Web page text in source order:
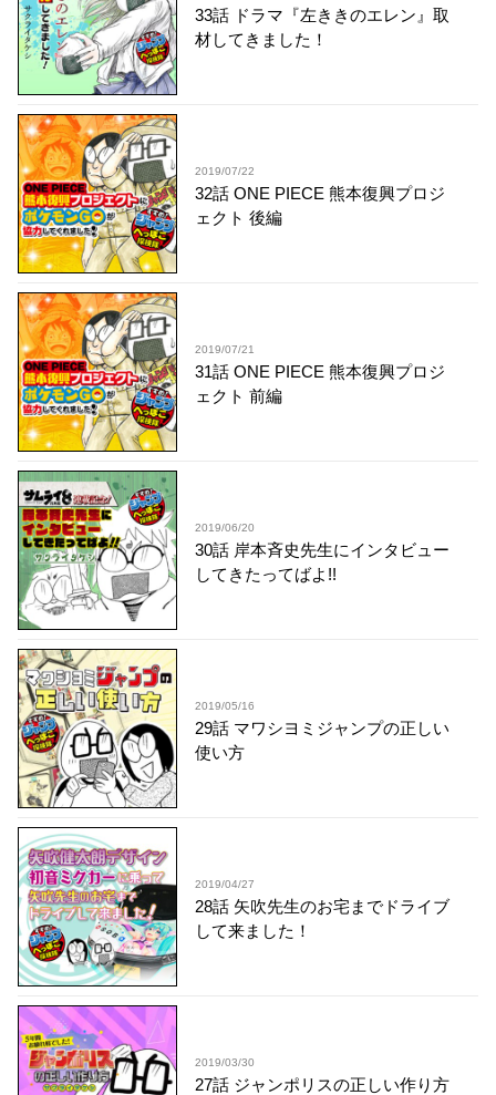
33話 ドラマ『左ききのエレン』取
材してきました！
2019/07/22
32話 ONE PIECE 熊本復興プロジ
ェクト 後編
2019/07/21
31話 ONE PIECE 熊本復興プロジ
ェクト 前編
2019/06/20
30話 岸本斉史先生にインタビュー
してきたってばよ!!
2019/05/16
29話 マワシヨミジャンプの正しい
使い方
2019/04/27
28話 矢吹先生のお宅までドライブ
して来ました！
2019/03/30
27話 ジャンポリスの正しい作り方